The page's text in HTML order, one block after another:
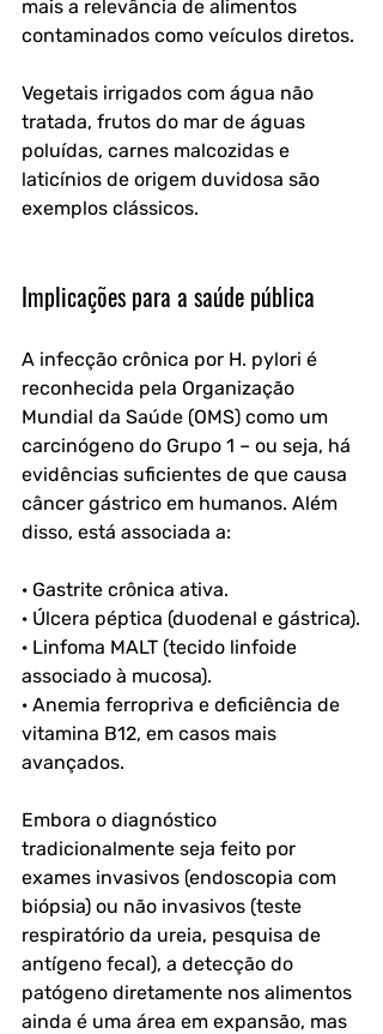
mais a relevância de alimentos
contaminados como veículos diretos.
Vegetais irrigados com água não
tratada, frutos do mar de águas
poluídas, carnes malcozidas e
laticínios de origem duvidosa são
exemplos clássicos.
Implicações para a saúde pública
A infecção crônica por H. pylori é
reconhecida pela Organização
Mundial da Saúde (OMS) como um
carcinógeno do Grupo 1 – ou seja, há
evidências suficientes de que causa
câncer gástrico em humanos. Além
disso, está associada a:
· Gastrite crônica ativa.
· Úlcera péptica (duodenal e gástrica).
· Linfoma MALT (tecido linfoide
associado à mucosa).
· Anemia ferropriva e deficiência de
vitamina B12, em casos mais
avançados.
Embora o diagnóstico
tradicionalmente seja feito por
exames invasivos (endoscopia com
biópsia) ou não invasivos (teste
respiratório da ureia, pesquisa de
antígeno fecal), a detecção do
patógeno diretamente nos alimentos
ainda é uma área em expansão, mas